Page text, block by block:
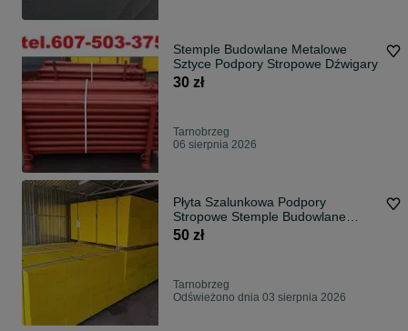
Stemple Budowlane Metalowe
Sztyce Podpory Stropowe Dźwigary
30 zł
Tarnobrzeg
06 sierpnia 2026
Płyta Szalunkowa Podpory
Stropowe Stemple Budowlane
Szalunki Dźwigary
50 zł
Tarnobrzeg
Odświeżono dnia 03 sierpnia 2026